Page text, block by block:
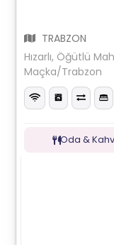
TRABZON
Hızarlı, Öğütlü
Maçka/Trabzon
Oda &